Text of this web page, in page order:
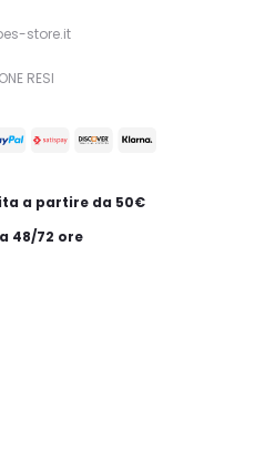
store.it
RESI
a partire da 50€
48/72 ore